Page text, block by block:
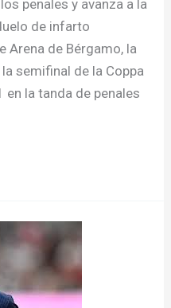
penales y avanza a la
de infarto
Arena de Bérgamo, la
semifinal de la Coppa
la tanda de penales